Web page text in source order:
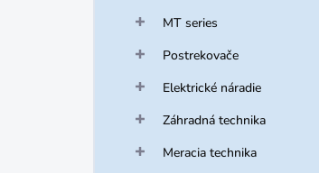
MT series
Postrekovače
Elektrické náradie
Záhradná technika
Meracia technika